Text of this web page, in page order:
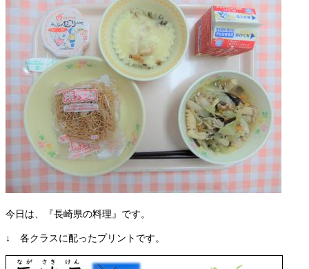
今日は、『長崎県の料理』です。
↓ 各クラスに配ったプリントです。